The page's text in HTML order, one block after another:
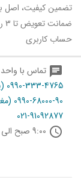
تضمین کیفیت، اصل
ضمانت تعویض تا 3 روز پس از تحویل
حساب کاربری
chat تماس با
0990-333-4765 (پیگیری سفارشات)
0990-68000-90 (مغایرت/مشکل فنی)
021-91092877
schedule